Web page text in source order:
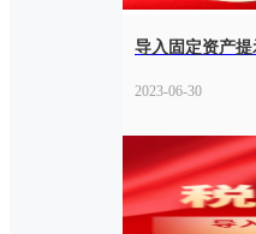
导入固定资产
2023-06-30